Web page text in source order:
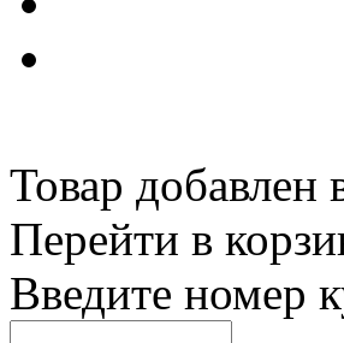
Товар добавлен
Перейти в
Введите номер